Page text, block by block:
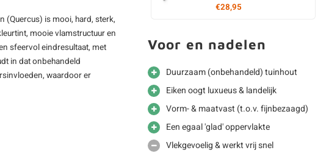
(Quercus) is mooi, hard, sterk,
mooie vlamstructuur en
sfeervol eindresultaat, met
in dat onbehandeld
waardoor er
€28,95
Voor en nadelen
Duurzaam (onbehandeld) tuinhout
Eiken oogt luxueus & landelijk
Vorm- & maatvast (t.o.v. fijnbezaagd)
Een egaal 'glad' oppervlakte
Vlekgevoelig & werkt vrij snel